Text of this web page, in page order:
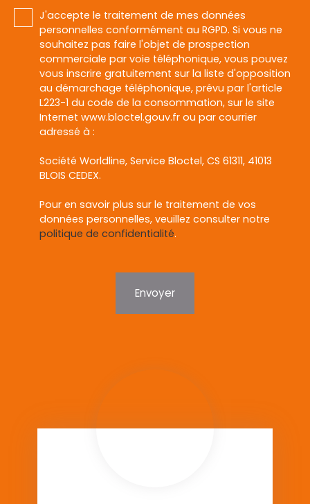
J'accepte le traitement de mes données
personnelles conformément au RGPD. Si vous ne
souhaitez pas faire l'objet de prospection
commerciale par voie téléphonique, vous pouvez
vous inscrire gratuitement sur la liste d'opposition
au démarchage téléphonique, prévu par l'article
L223-1 du code de la consommation, sur le site
Internet www.bloctel.gouv.fr ou par courrier
adressé à :
Société Worldline, Service Bloctel, CS 61311, 41013
BLOIS CEDEX.
Pour en savoir plus sur le traitement de vos
données personnelles, veuillez consulter notre
politique de confidentialité.
Envoyer